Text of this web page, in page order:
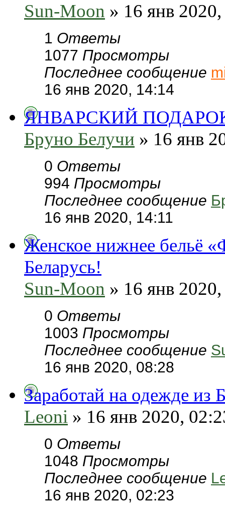
Sun-Moon » 16 янв
1 Ответы
1077 Просмотры
Последнее сообщение
16 янв 2020, 14:14
ЯНВАРСКИЙ
Бруно Белучи » 16 янв
0 Ответы
994 Просмотры
Последнее сообщение
16 янв 2020, 14:11
Женское нижнее бельё
Беларусь!
Sun-Moon » 16 янв
0 Ответы
1003 Просмотры
Последнее сообщение
16 янв 2020, 08:28
Заработай на одежде из
Leoni » 16 янв 2020,
0 Ответы
1048 Просмотры
Последнее сообщение
16 янв 2020, 02:23